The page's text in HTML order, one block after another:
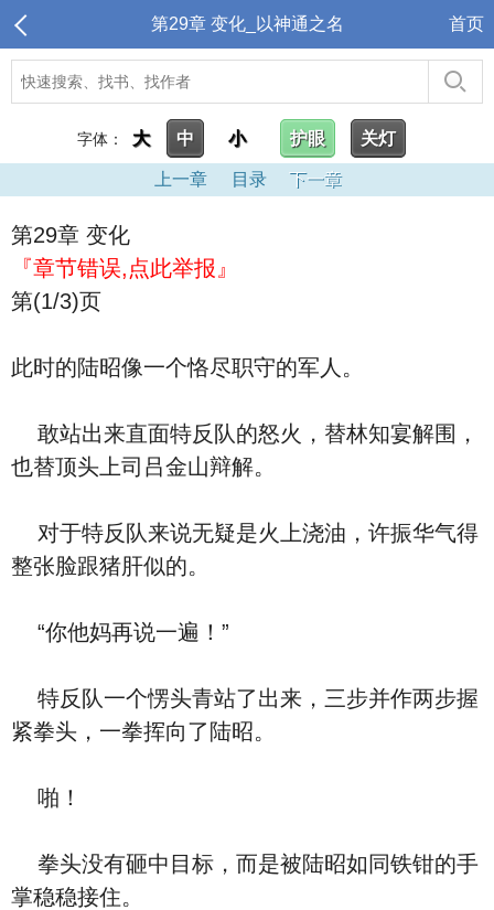
第29章 变化_以神通之名 首页
字体： 大 中 小 护眼 关灯
上一章 目录 下一章
第29章 变化
『章节错误,点此举报』
第(1/3)页
此时的陆昭像一个恪尽职守的军人。
敢站出来直面特反队的怒火，替林知宴解围，
也替顶头上司吕金山辩解。
对于特反队来说无疑是火上浇油，许振华气得
整张脸跟猪肝似的。
“你他妈再说一遍！”
特反队一个愣头青站了出来，三步并作两步握
紧拳头，一拳挥向了陆昭。
啪！
拳头没有砸中目标，而是被陆昭如同铁钳的手
掌稳稳接住。